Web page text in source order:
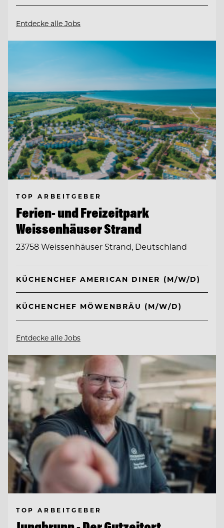
Entdecke alle Jobs
TOP ARBEITGEBER
Ferien- und Freizeitpark
Weissenhäuser Strand
23758 Weissenhäuser Strand, Deutschland
KÜCHENCHEF AMERICAN DINER (M/W/D)
KÜCHENCHEF MÖWENBRÄU (M/W/D)
Entdecke alle Jobs
TOP ARBEITGEBER